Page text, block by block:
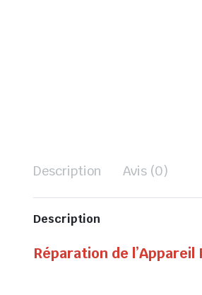
Description Avis (0)
Description
Réparation de